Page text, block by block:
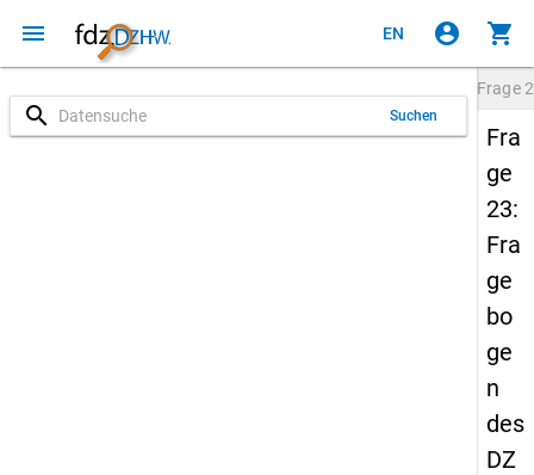
menu EN account_circle shopping_cart
search Suchen
Frage
Fra
ge
23:
Fra
ge
bo
ge
n
des
DZ